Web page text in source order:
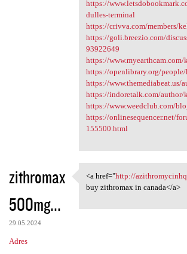
https://
dulles-terminal
https://crivva.com/members/
https://goli.breezio.com/
93922649
https://
https://openlibrary.org/
https://www.themediabeat.us/
https://indoretalk.com/
https://www.weedclub.com/
https://onlinesequencer.net/
155500.html
zithromax
500mg...
29.05.2024
Adres
<a href="http:/
<a href="http://
buy zithromax in canada</a>